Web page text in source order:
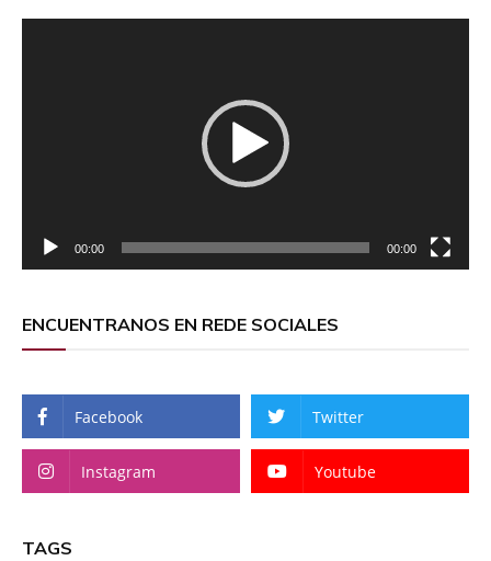
00:00 00:00
ENCUENTRANOS EN REDE SOCIALES
Facebook Twitter
Instagram Youtube
TAGS